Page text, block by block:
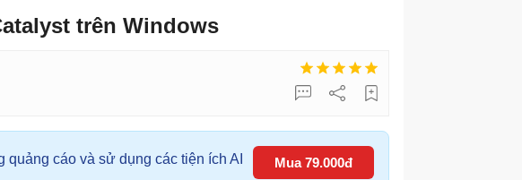
trên Windows
cáo và sử dụng các tiện ích AI Mua 79.000đ